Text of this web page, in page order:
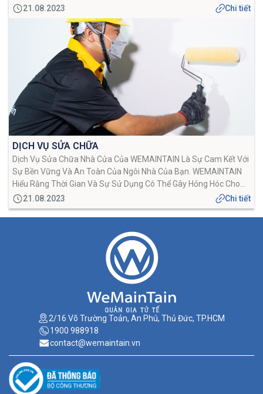
Gồm Sửa Chữa Thiết Bị, Bảo Dưỡng Định Kỳ Và Giám Sát Hiệu
Suất. Điều Này […]
21.08.2023 Chi tiết
DỊCH VỤ SỬA CHỮA
Dịch Vụ Sửa Chữa Nhà Cửa Của WEMAINTAIN Là Sự Cam Kết Với
Sự Bền Vững Và An Toàn Của Ngôi Nhà Của Bạn. WEMAINTAIN
Hiểu Rằng Thời Gian Và Sự Sử Dụng Có Thể Gây Hỏng Hóc Cho
Ngôi Nhà Của Bạn, Và Đó Là Lý Do Tại Sao WEMAINTAIN Có
Mặt Để Cung Cấp […]
21.08.2023 Chi tiết
2/16 Võ Trường Toản, An Phú, Thủ Đức, TP.HCM
1900 988918
contact@wemaintain.vn